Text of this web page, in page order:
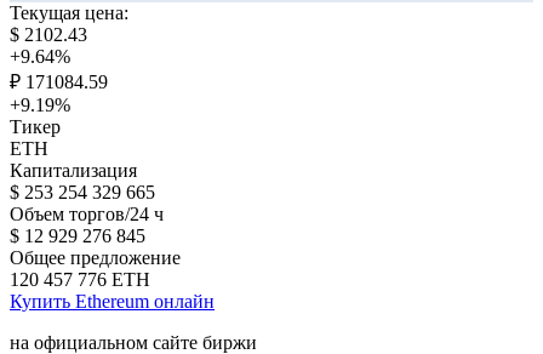
Текущая цена:
$ 2102.43
+9.64%
₽ 171084.59
+9.19%
Тикер
ETH
Капитализация
$ 253 254 329 665
Объем торгов/24 ч
$ 12 929 276 845
Общее предложение
120 457 776 ETH
Купить Ethereum онлайн
на официальном сайте биржи